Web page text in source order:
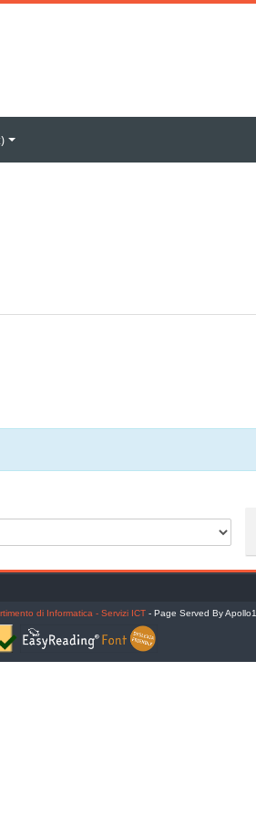
di Informatica - Servizi ICT- Page Served By Apollo1